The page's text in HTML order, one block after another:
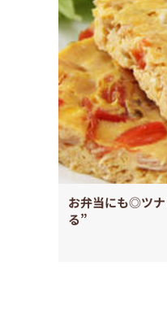
お弁当にも◎ツナ
る”